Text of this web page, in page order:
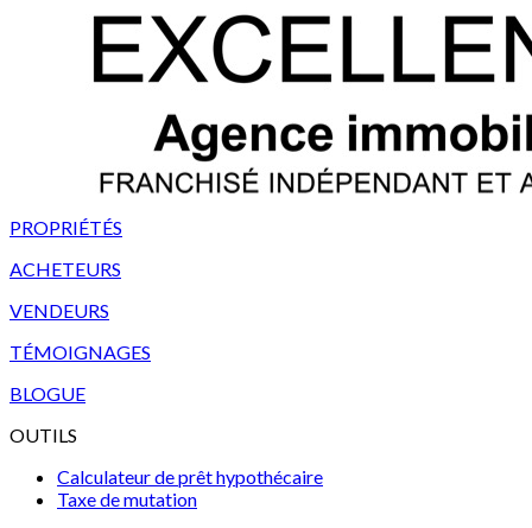
PROPRIÉTÉS
ACHETEURS
VENDEURS
TÉMOIGNAGES
BLOGUE
OUTILS
Calculateur de prêt hypothécaire
Taxe de mutation